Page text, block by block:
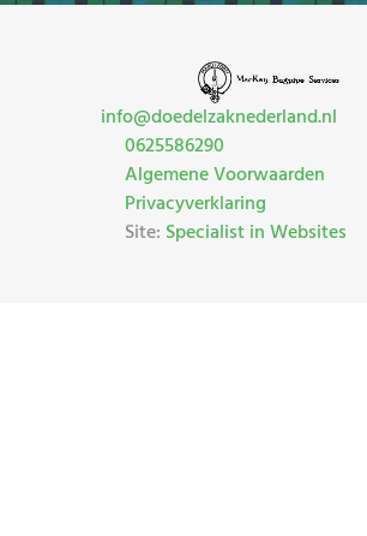
info@doedelzaknederland.nl
0625586290
Algemene Voorwaarden
Privacyverklaring
Site: Specialist in Websites